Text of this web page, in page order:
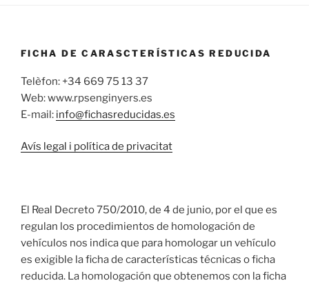
FICHA DE CARASCTERÍSTICAS REDUCIDA
Telèfon: +34 669 75 13 37
Web: www.rpsenginyers.es
E-mail: info@fichasreducidas.es
Avís legal i política de privacitat
El Real Decreto 750/2010, de 4 de junio, por el que es
regulan los procedimientos de homologación de
vehículos nos indica que para homologar un vehículo
es exigible la ficha de características técnicas o ficha
reducida. La homologación que obtenemos con la ficha